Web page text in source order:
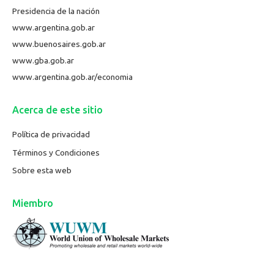
Presidencia de la nación
www.argentina.gob.ar
www.buenosaires.gob.ar
www.gba.gob.ar
www.argentina.gob.ar/economia
Acerca de este sitio
Política de privacidad
Términos y Condiciones
Sobre esta web
Miembro